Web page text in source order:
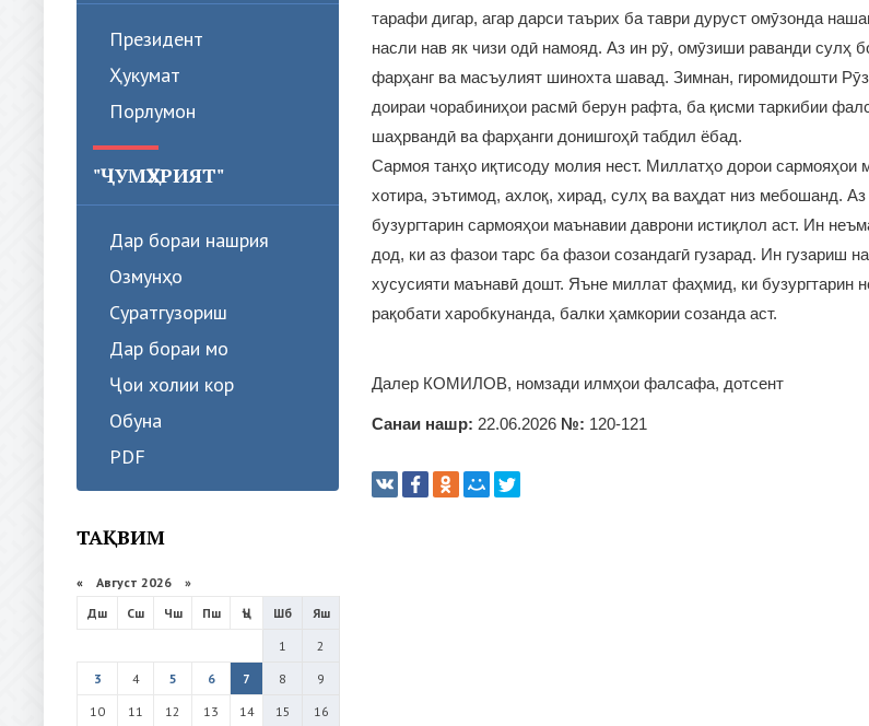
Президент
Ҳукумат
Порлумон
"ҶУМҲУРИЯТ"
Дар бораи нашрия
Озмунҳо
Суратгузориш
Дар бораи мо
Ҷои холии кор
Обуна
PDF
ТАҚВИМ
« Август 2026 »
Дш
Сш Чш Пш Ҷъ Шб
Яш
1
2
3
4 5 6 7 8
9
10
11 12 13 14 15
16
тарафи дигар, агар дарси таърих ба таври дуруст омӯзонда
насли нав як чизи одӣ намояд. Аз ин рӯ, омӯзиши раванди сулҳ
фарҳанг ва масъулият шинохта шавад. Зимнан, гиромидошти
доираи чорабиниҳои расмӣ берун рафта, ба қисми таркибии
шаҳрвандӣ ва фарҳанги донишгоҳӣ табдил ёбад.
Сармоя танҳо иқтисоду молия нест. Миллатҳо дорои сармояҳои
хотира, эътимод, ахлоқ, хирад, сулҳ ва ваҳдат низ мебошанд. Аз
бузургтарин сармояҳои маънавии даврони истиқлол аст. Ин
дод, ки аз фазои тарс ба фазои созандагӣ гузарад. Ин гузариш
хусусияти маънавӣ дошт. Яъне миллат фаҳмид, ки бузургтарин
рақобати харобкунанда, балки ҳамкории созанда аст.
Далер КОМИЛОВ, номзади илмҳои фалсафа, дотсент
Санаи нашр: 22.06.2026 №: 120-121